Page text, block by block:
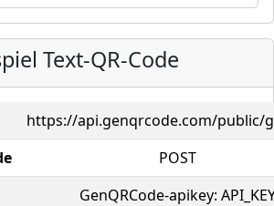
Text-QR-Code
https://api.genqrcode.com/public/
POST
GenQRCode-apikey: